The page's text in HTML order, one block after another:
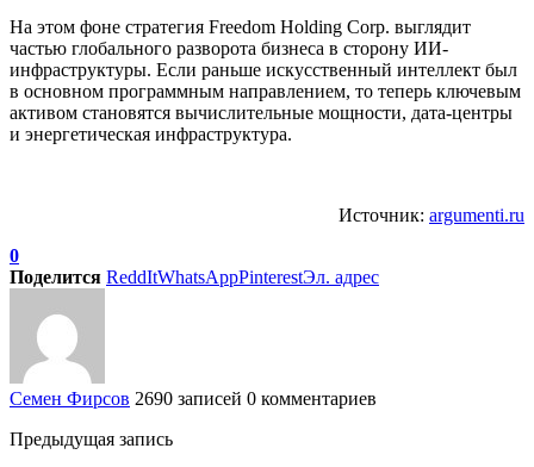
На этом фоне стратегия Freedom Holding Corp. выглядит
частью глобального разворота бизнеса в сторону ИИ-
инфраструктуры. Если раньше искусственный интеллект был
в основном программным направлением, то теперь ключевым
активом становятся вычислительные мощности, дата-центры
и энергетическая инфраструктура.
Источник: argumenti.ru
0
Поделится ReddItWhatsAppPinterestЭл. адрес
Семен Фирсов 2690 записей 0 комментариев
Предыдущая запись